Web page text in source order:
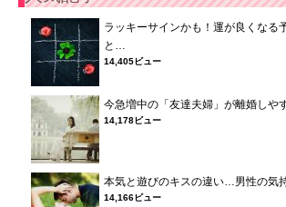
ラッキーサインかも！運が良くなる
と…
14,405ビュー
今急増中の「友達夫婦」が離婚しや
14,178ビュー
本気と遊びのキスの違い…男性の気
14,166ビュー